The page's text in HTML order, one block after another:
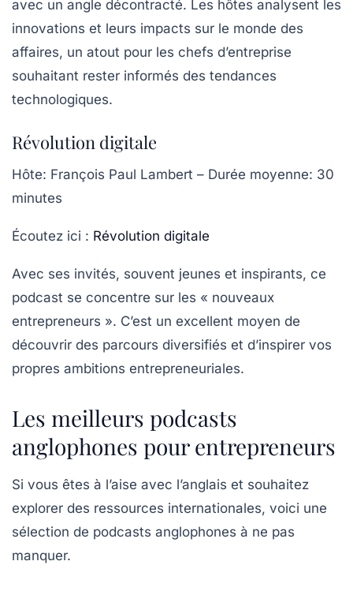
avec un angle décontracté. Les hôtes analysent les
innovations et leurs impacts sur le monde des
affaires, un atout pour les chefs d’entreprise
souhaitant rester informés des tendances
technologiques.
Révolution digitale
Hôte: François Paul Lambert – Durée moyenne: 30
minutes
Écoutez ici : Révolution digitale
Avec ses invités, souvent jeunes et inspirants, ce
podcast se concentre sur les « nouveaux
entrepreneurs ». C’est un excellent moyen de
découvrir des parcours diversifiés et d’inspirer vos
propres ambitions entrepreneuriales.
Les meilleurs podcasts
anglophones pour entrepreneurs
Si vous êtes à l’aise avec l’anglais et souhaitez
explorer des ressources internationales, voici une
sélection de podcasts anglophones à ne pas
manquer.